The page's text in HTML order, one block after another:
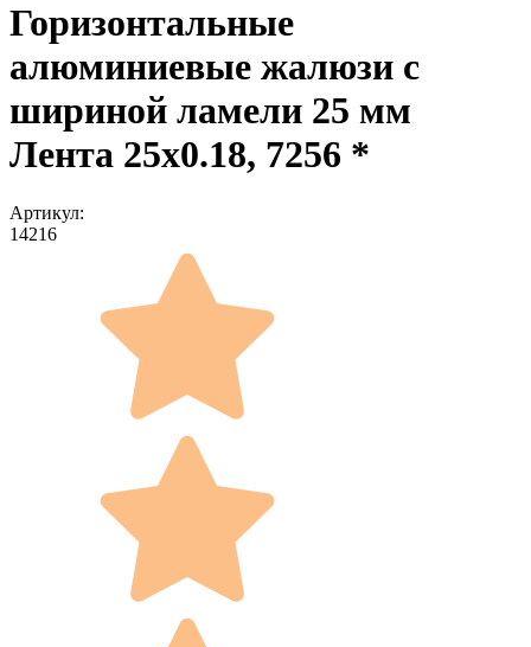
Горизонтальные
алюминиевые жалюзи с
шириной ламели 25 мм
Лента 25x0.18, 7256 *
Артикул:
14216